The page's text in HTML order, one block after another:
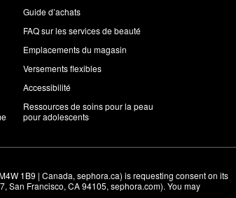
Guide d’achats
FAQ sur les services de beauté
Emplacements du magasin
Versements flexibles
Accessibilité
Ressources de soins pour la peau
pour adolescents
1B9 | Canada, sephora.ca) is requesting consent on its
San Francisco, CA 94105, sephora.com). You may